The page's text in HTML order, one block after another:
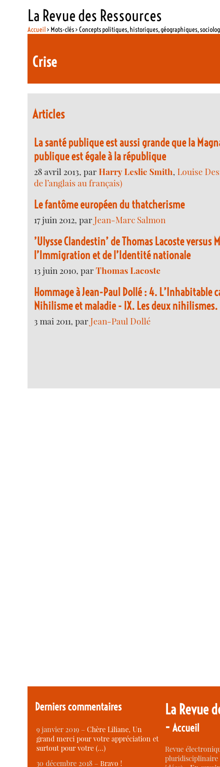
La Revue des Ressources
Accueil> Mots-clés > Concepts politiques, historiques, géographiques,
Crise
Articles
La santé publique est aussi grande que la
publique est égale à la république
28 avril 2013, parHarry Leslie Smith,Louise
de l’anglais au français)
Le fantôme européen du thatcherisme
17 juin 2012, parJean-Marc Salmon
’Ulysse Clandestin’ de Thomas Lacoste versus
l’Immigration et de l’Identité nationale
13 juin 2010, parThomas Lacoste
Hommage à Jean-Paul Dollé : 4. L’Inhabitable
Nihilisme et maladie - IX. Les deux nihilismes.
3 mai 2011, parJean-Paul Dollé
Derniers commentaires
9 janvier 2019 –Chère Liliane, Un
grand merci pour votre appréciation et
surtout pour votre (…)
30 décembre 2018 –Bravo !
La Revue
-Accueil
Revue